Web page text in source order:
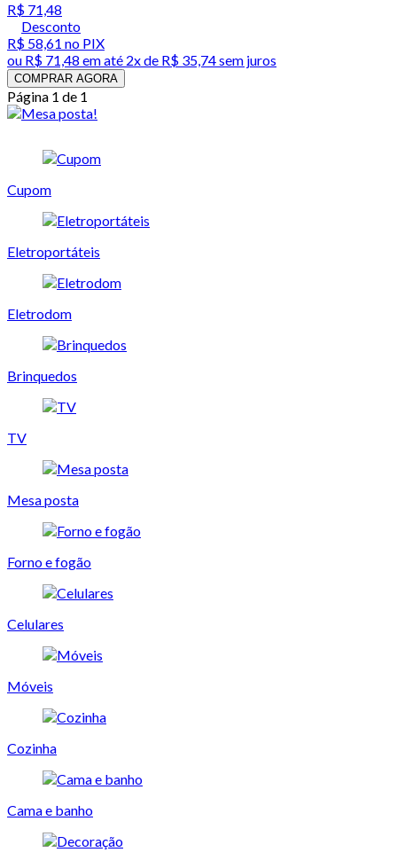
R$ 71,48
Desconto
R$ 58,61 no PIX
ou R$ 71,48 em até 2x de R$ 35,74 sem juros
COMPRAR AGORA
Página 1 de 1
Cupom
Eletroportáteis
Eletrodom
Brinquedos
TV
Mesa posta
Forno e fogão
Celulares
Móveis
Cozinha
Cama e banho